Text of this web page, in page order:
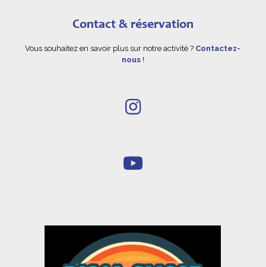
Contact & réservation
Vous souhaitez en savoir plus sur notre activité ? Contactez-
nous !